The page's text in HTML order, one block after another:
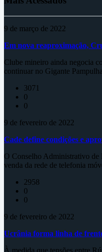
9 de março de 2022
Em nova reaproximação,
Clube mineiro ainda negocia
continuar no Gigante
3071
0
0
9 de fevereiro de 2022
Cade define condições e
O Conselho Administrativo de
venda da rede de telefonia
2958
0
0
9 de fevereiro de 2022
Ucrânia forma linha de
À medida que tensões entre